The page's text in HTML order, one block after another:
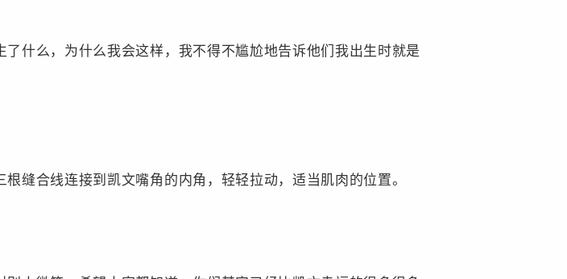
什么，为什么我会这样，我不得不尴尬地告诉他们我出生时就是
缝合线连接到凯文嘴角的内角，轻轻拉动，适当肌肉的位置。